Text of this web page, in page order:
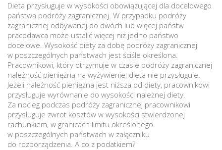
Dieta przysługuje w wysokości obowiązującej dla docelowego
państwa podróży zagranicznej. W przypadku podróży
zagranicznej odbywanej do dwóch lub więcej państw
pracodawca może ustalić więcej niż jedno państwo
docelowe. Wysokość diety za dobę podróży zagranicznej
w poszczególnych państwach jest ściśle określona.
Pracownikowi, który otrzymuje w czasie podróży zagranicznej
należność pieniężną na wyżywienie, dieta nie przysługuje.
Jeżeli należność pieniężna jest niższa od diety, pracownikowi
przysługuje wyrównanie do wysokości należnej diety.
Za nocleg podczas podróży zagranicznej pracownikowi
przysługuje zwrot kosztów w wysokości stwierdzonej
rachunkiem, w granicach limitu określonego
w poszczególnych państwach w załączniku
do rozporządzenia. A co z podatkiem?